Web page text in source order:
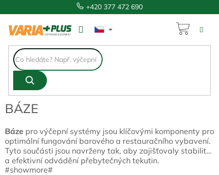
na
+420 377 472 690
BÁZE
Báze pro výčepní systémy jsou klíčovými komponenty pro
optimální fungování barového a restauračního vybavení.
Tyto součásti jsou navrženy tak, aby zajišťovaly stabilitu
a efektivní odvádění přebytečných tekutin.
#showmore#